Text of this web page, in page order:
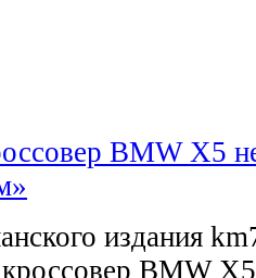
BMW X5
издания
BMW